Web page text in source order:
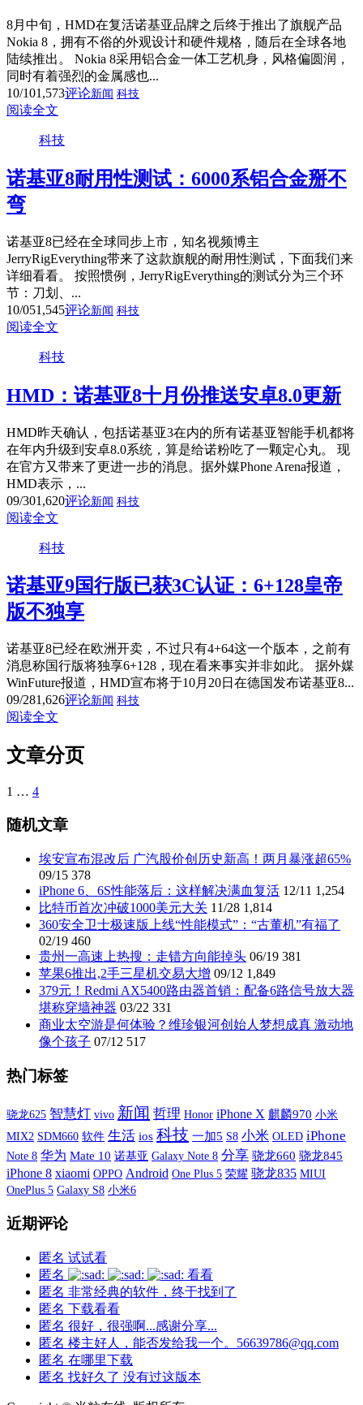
8月中旬，HMD在复活诺基亚品牌之后终于推出了旗舰产品
Nokia 8，拥有不俗的外观设计和硬件规格，随后在全球各地
陆续推出。 Nokia 8采用铝合金一体工艺机身，风格偏圆润，
同时有着强烈的金属感也...
10/101,573评论新闻 科技
阅读全文
科技
诺基亚8耐用性测试：6000系铝合金掰不
弯
诺基亚8已经在全球同步上市，知名视频博主
JerryRigEverything带来了这款旗舰的耐用性测试，下面我们来
详细看看。 按照惯例，JerryRigEverything的测试分为三个环
节：刀划、...
10/051,545评论新闻 科技
阅读全文
科技
HMD：诺基亚8十月份推送安卓8.0更新
HMD昨天确认，包括诺基亚3在内的所有诺基亚智能手机都将
在年内升级到安卓8.0系统，算是给诺粉吃了一颗定心丸。 现
在官方又带来了更进一步的消息。据外媒Phone Arena报道，
HMD表示，...
09/301,620评论新闻 科技
阅读全文
科技
诺基亚9国行版已获3C认证：6+128皇帝
版不独享
诺基亚8已经在欧洲开卖，不过只有4+64这一个版本，之前有
消息称国行版将独享6+128，现在看来事实并非如此。 据外媒
WinFuture报道，HMD宣布将于10月20日在德国发布诺基亚8...
09/281,626评论新闻 科技
阅读全文
文章分页
1 … 4
随机文章
埃安宣布混改后 广汽股价创历史新高！两月暴涨超65%
09/15 378
iPhone 6、6S性能落后：这样解决满血复活 12/11 1,254
比特币首次冲破1000美元大关 11/28 1,814
360安全卫士极速版上线“性能模式”：“古董机”有福了
02/19 460
贵州一高速上热搜：走错方向能掉头 06/19 381
苹果6推出,2手三星机交易大增 09/12 1,849
379元！Redmi AX5400路由器首销：配备6路信号放大器
堪称穿墙神器 03/22 331
商业太空游是何体验？维珍银河创始人梦想成真 激动地
像个孩子 07/12 517
热门标签
骁龙625 智慧灯 vivo 新闻 哲理 Honor iPhone X 麒麟970 小米
MIX2 SDM660 软件 生活 ios 科技 一加5 S8 小米 OLED iPhone
Note 8 华为 Mate 10 诺基亚 Galaxy Note 8 分享 骁龙660 骁龙845
iPhone 8 xiaomi OPPO Android One Plus 5 荣耀 骁龙835 MIUI
OnePlus 5 Galaxy S8 小米6
近期评论
匿名 试试看
匿名
看看
匿名 非常经典的软件，终于找到了
匿名 下载看看
匿名 很好，很强啊...感谢分享...
匿名 楼主好人，能否发给我一个。56639786@qq.com
匿名 在哪里下载
匿名 找好久了 没有过这版本